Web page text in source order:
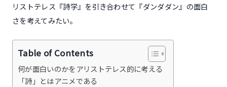
リストテレス『詩学』を引き合わせて『ダンダダン』の面白
さを考えてみたい。
Table of Contents
何が面白いのかをアリストテレス的に考える
「詩」とはアニメである